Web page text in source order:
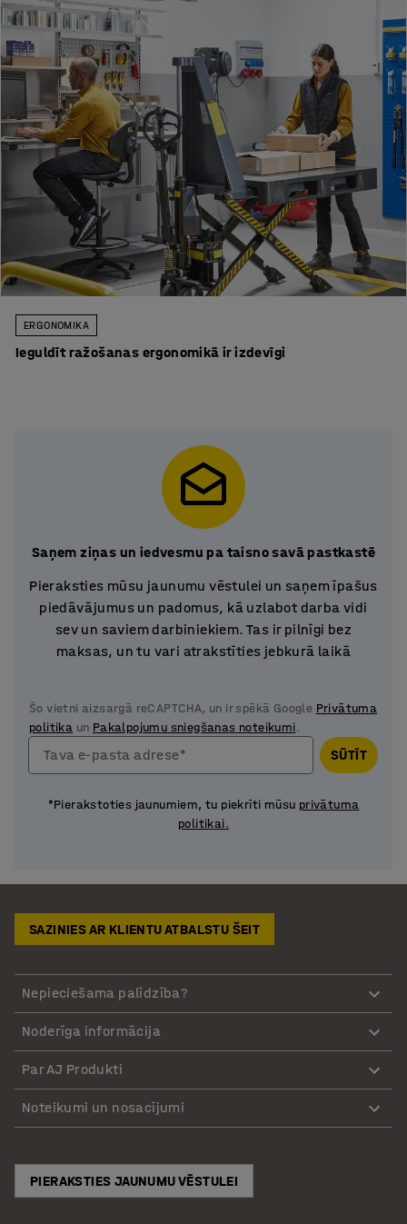
ERGONOMIKA
Ieguldīt ražošanas ergonomikā ir izdevīgi
Saņem ziņas un iedvesmu pa taisno savā pastkastē
Pieraksties mūsu jaunumu vēstulei un saņem īpašus
piedāvājumus un padomus, kā uzlabot darba vidi
sev un saviem darbiniekiem. Tas ir pilnīgi bez
maksas, un tu vari atrakstīties jebkurā laikā
Šo vietni aizsargā reCAPTCHA, un ir spēkā Google Privātuma
politika un Pakalpojumu sniegšanas noteikumi.
Tava e-pasta adrese* SŪTĪT
*Pierakstoties jaunumiem, tu piekrīti mūsu privātuma
politikai.
SAZINIES AR KLIENTU ATBALSTU ŠEIT
Nepieciešama palīdzība?
Noderīga informācija
Par AJ Produkti
Noteikumi un nosacījumi
PIERAKSTIES JAUNUMU VĒSTULEI